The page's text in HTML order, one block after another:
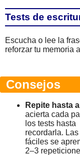
Tests de
Escucha o lee la
reforzar tu memoria
Consejos
Repite hasta
acierta cada
los tests hasta
recordarla.
fáciles se
2–3